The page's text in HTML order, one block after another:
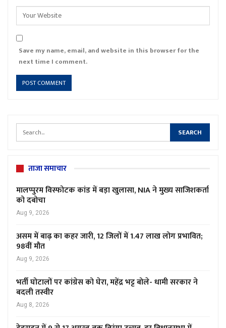
Save my name, email, and website in this browser for the
next time I comment.
ताजा समाचार
मालप्पुरम विस्फोटक कांड में बड़ा खुलासा, NIA ने मुख्य साजिशकर्ता
को दबोचा
Aug 9, 2026
असम में बाढ़ का कहर जारी, 12 जिलों में 1.47 लाख लोग प्रभावित;
98वीं मौत
Aug 9, 2026
भर्ती घोटालों पर कांग्रेस को घेरा, महेंद्र भट्ट बोले- धामी सरकार ने
बदली तस्वीर
Aug 8, 2026